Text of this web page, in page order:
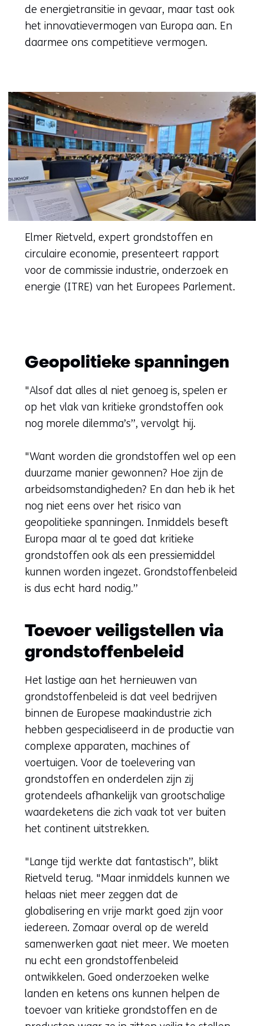
de energietransitie in gevaar, maar tast ook
het innovatievermogen van Europa aan. En
daarmee ons competitieve vermogen.
Elmer Rietveld, expert grondstoffen en
circulaire economie, presenteert rapport
voor de commissie industrie, onderzoek en
energie (ITRE) van het Europees Parlement.
Geopolitieke spanningen
"Alsof dat alles al niet genoeg is, spelen er
op het vlak van kritieke grondstoffen ook
nog morele dilemma’s”, vervolgt hij.
"Want worden die grondstoffen wel op een
duurzame manier gewonnen? Hoe zijn de
arbeidsomstandigheden? En dan heb ik het
nog niet eens over het risico van
geopolitieke spanningen. Inmiddels beseft
Europa maar al te goed dat kritieke
grondstoffen ook als een pressiemiddel
kunnen worden ingezet. Grondstoffenbeleid
is dus echt hard nodig.”
Toevoer veiligstellen via
grondstoffenbeleid
Het lastige aan het hernieuwen van
grondstoffenbeleid is dat veel bedrijven
binnen de Europese maakindustrie zich
hebben gespecialiseerd in de productie van
complexe apparaten, machines of
voertuigen. Voor de toelevering van
grondstoffen en onderdelen zijn zij
grotendeels afhankelijk van grootschalige
waardeketens die zich vaak tot ver buiten
het continent uitstrekken.
"Lange tijd werkte dat fantastisch”, blikt
Rietveld terug. "Maar inmiddels kunnen we
helaas niet meer zeggen dat de
globalisering en vrije markt goed zijn voor
iedereen. Zomaar overal op de wereld
samenwerken gaat niet meer. We moeten
nu echt een grondstoffenbeleid
ontwikkelen. Goed onderzoeken welke
landen en ketens ons kunnen helpen de
toevoer van kritieke grondstoffen en de